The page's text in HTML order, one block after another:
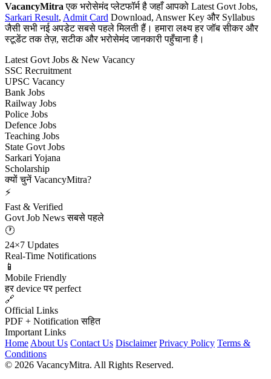
VacancyMitra एक भरोसेमंद प्लेटफॉर्म है जहाँ आपको Latest Govt Jobs,
Sarkari Result, Admit Card Download, Answer Key और Syllabus
जैसी सभी नई अपडेट सबसे पहले मिलती हैं। हमारा लक्ष्य हर जॉब सीकर और
स्टूडेंट तक तेज़, सटीक और भरोसेमंद जानकारी पहुँचाना है।
Latest Govt Jobs & New Vacancy
SSC Recruitment
UPSC Vacancy
Bank Jobs
Railway Jobs
Police Jobs
Defence Jobs
Teaching Jobs
State Govt Jobs
Sarkari Yojana
Scholarship
क्यों चुनें VacancyMitra?
⚡
Fast & Verified
Govt Job News सबसे पहले
🕐
24×7 Updates
Real-Time Notifications
📱
Mobile Friendly
हर device पर perfect
🔗
Official Links
PDF + Notification सहित
Important Links
Home About Us Contact Us Disclaimer Privacy Policy Terms &
Conditions
© 2026 VacancyMitra. All Rights Reserved.